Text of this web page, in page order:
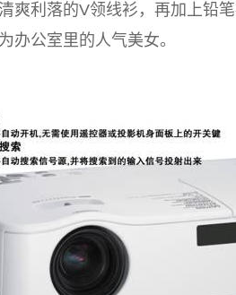
爽利落的V领线衫，再加上铅
办公室里的人气美女。